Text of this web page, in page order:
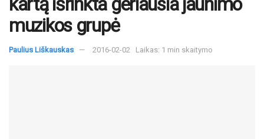
muzikos grupė
Paulius Liškauskas 2016-02-02 Laikas: 1 min skaitymo